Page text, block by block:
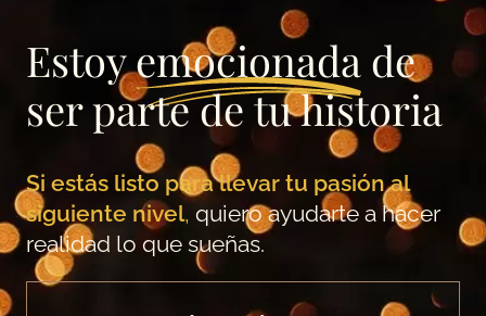
Estoyemocionadade
ser parte de tu historia
Si estás listo para llevar tu pasión al
siguiente nivel, quiero ayudarte a hacer
realidad lo que sueñas.